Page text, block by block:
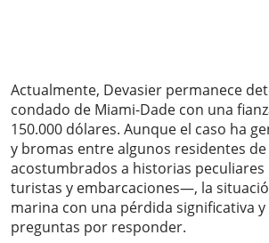
Actualmente, Devasier permanece
condado de Miami-Dade con una
150.000 dólares. Aunque el caso ha
y bromas entre algunos residentes
acostumbrados a historias peculiares
turistas y embarcaciones—, la
marina con una pérdida significativa y
preguntas por responder.